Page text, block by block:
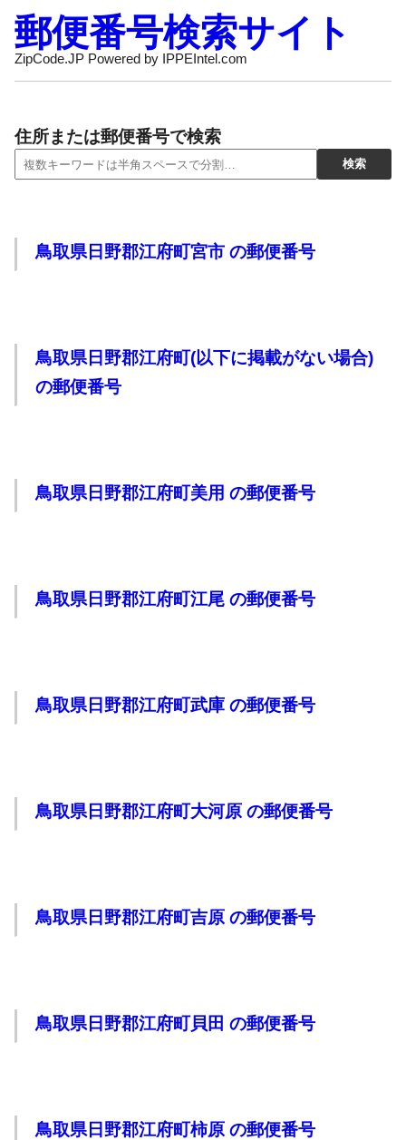
郵便番号検索サイト
ZipCode.JP Powered by IPPEIntel.com
住所または郵便番号で検索
鳥取県日野郡江府町宮市 の郵便番号
鳥取県日野郡江府町(以下に掲載がない場合)
の郵便番号
鳥取県日野郡江府町美用 の郵便番号
鳥取県日野郡江府町江尾 の郵便番号
鳥取県日野郡江府町武庫 の郵便番号
鳥取県日野郡江府町大河原 の郵便番号
鳥取県日野郡江府町吉原 の郵便番号
鳥取県日野郡江府町貝田 の郵便番号
鳥取県日野郡江府町柿原 の郵便番号